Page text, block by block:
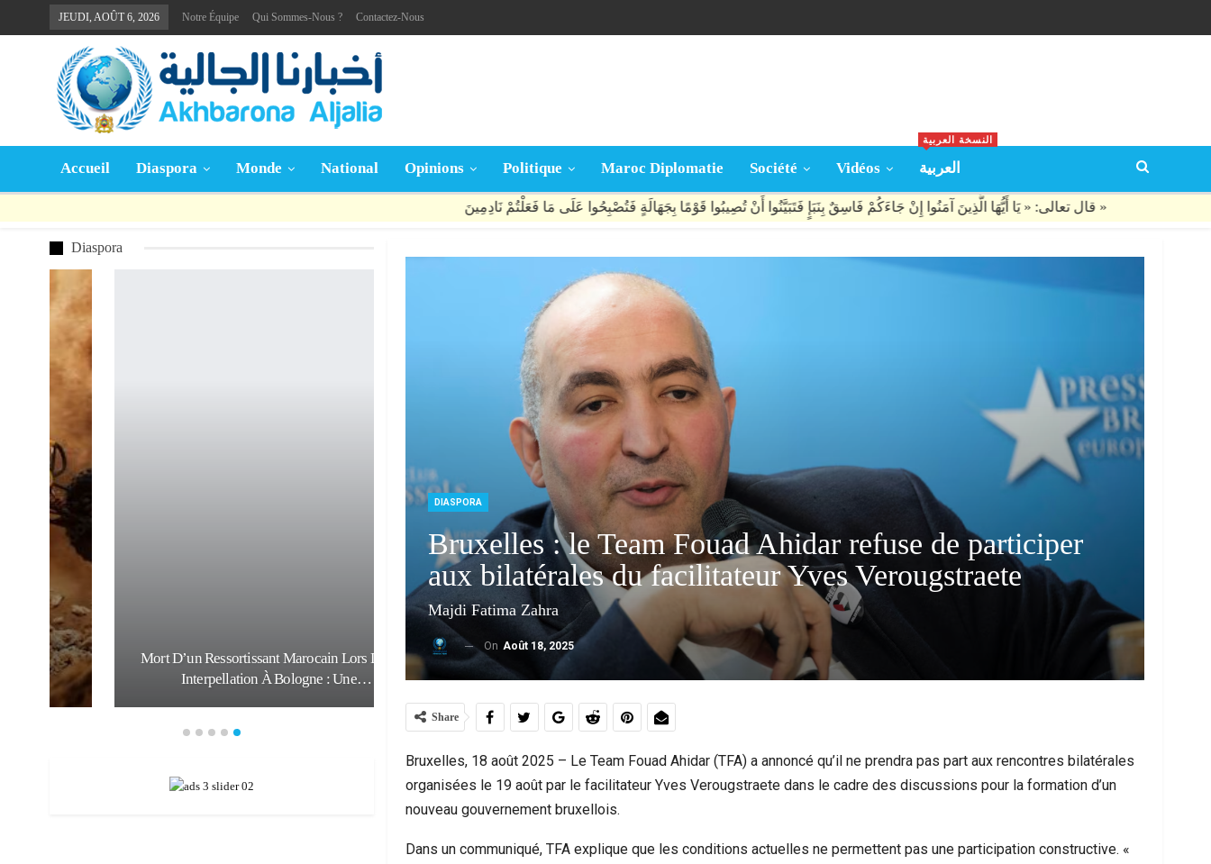
JEUDI, AOÛT 6, 2026 Notre Équipe Qui Sommes-Nous ? Contactez-Nous
Accueil Diaspora Monde National Opinions Politique Maroc Diplomatie Société Vidéos العربية
النسخة العربية
DIASPORA
Bruxelles : le Team Fouad Ahidar refuse de participer
aux bilatérales du facilitateur Yves Verougstraete
Majdi Fatima Zahra
On Août 18, 2025
Share
Bruxelles, 18 août 2025 – Le Team Fouad Ahidar (TFA) a annoncé qu’il ne prendra pas part aux rencontres bilatérales
organisées le 19 août par le facilitateur Yves Verougstraete dans le cadre des discussions pour la formation d’un
nouveau gouvernement bruxellois.
Dans un communiqué, TFA explique que les conditions actuelles ne permettent pas une participation constructive. «
Diaspora
Mort D’un Ressortissant Marocain Lors De Son
Interpellation À Bologne : Une…
Ceuta Face À Une Nouvelle Vague Migratoire :
Entre Urgence Humanitaire,…